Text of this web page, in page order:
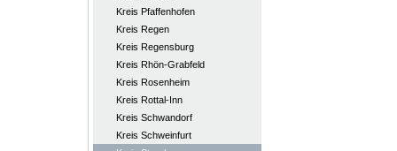
Kreis Pfaffenhofen
Kreis Regen
Kreis Regensburg
Kreis Rhön-Grabfeld
Kreis Rosenheim
Kreis Rottal-Inn
Kreis Schwandorf
Kreis Schweinfurt